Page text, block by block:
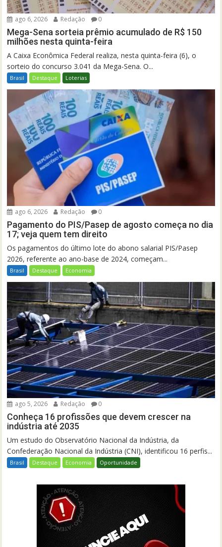
ago 6, 2026 Redação 0
Mega-Sena sorteia prêmio acumulado de R$ 150
milhões nesta quinta-feira
A Caixa Econômica Federal realiza, nesta quinta-feira (6), o
sorteio do concurso 3.041 da Mega-Sena. O...
Brasil Destaque Loterias
ago 6, 2026 Redação 0
Pagamento do PIS/Pasep de agosto começa no dia
17; veja quem tem direito
Os pagamentos do último lote do abono salarial PIS/Pasep
2026, referente ao ano-base de 2024, começam...
Brasil Destaque Economia
ago 5, 2026 Redação 0
Conheça 16 profissões que devem crescer na
indústria até 2035
Um estudo do Observatório Nacional da Indústria, da
Confederação Nacional da Indústria (CNI), identificou 16 perfis...
Brasil Destaque Economia Oportunidade